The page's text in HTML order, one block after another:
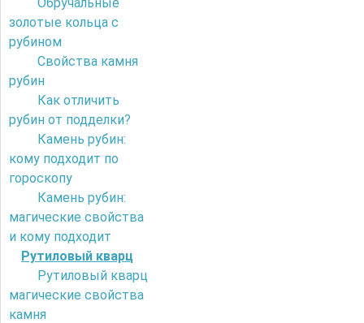
золотые кольца с
рубином
Свойства камня
рубин
Как отличить
рубин от подделки?
Камень рубин:
кому подходит по
гороскопу
Камень рубин:
магические свойства
и кому подходит
Рутиловый кварц
Рутиловый кварц
магические свойства
камня